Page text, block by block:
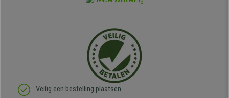
Veilig een bestelling plaatsen